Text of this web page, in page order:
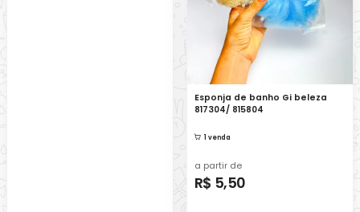
Esponja de banho Gi beleza
817304/ 815804
1 venda
a partir de
R$ 5,50